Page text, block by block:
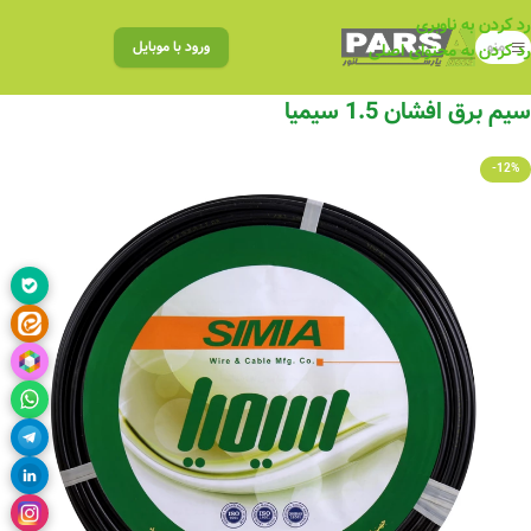
رد کردن به ناوبری
رد کردن به محتوای اصلی
منو ورود با موبایل
سیم برق افشان 1.5 سیمیا
-12%